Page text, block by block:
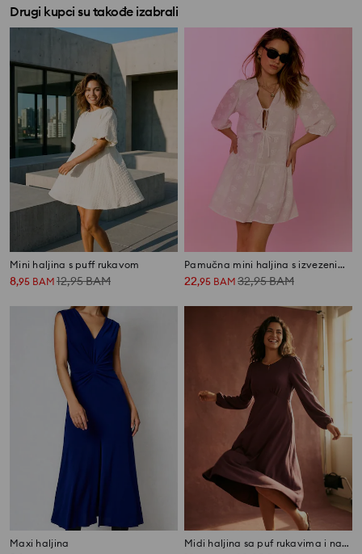
Drugi kupci su takođe izabrali
Mini haljina s puff rukavom
8,95 BAM 12,95BAM
Pamučna mini haljina s izvezenim cvijećem
22,95 BAM 32,95BAM
Maxi haljina Midi haljina sa puf rukavima i nabiranjem, sa viskozom